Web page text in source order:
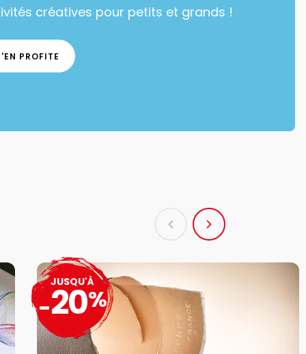
créatives pour petits et grands !
PROFITE
JUSQU'À
-20%